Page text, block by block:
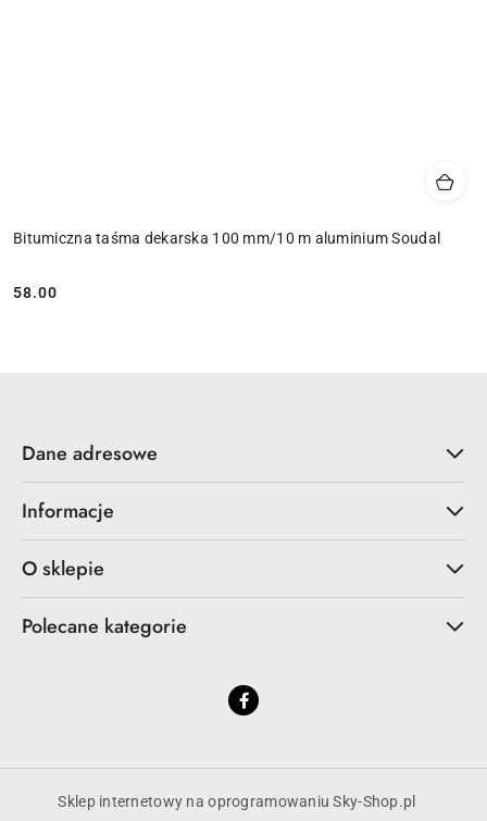
Bitumiczna taśma dekarska 100 mm/10 m aluminium Soudal
Cena:
58.00
Dane adresowe
Informacje
O sklepie
Polecane kategorie
Sklep internetowy na oprogramowaniu Sky-Shop.pl